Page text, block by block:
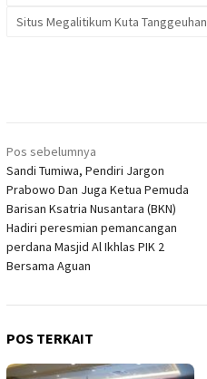
Situs Megalitikum Kuta Tanggeuhan
Navigasi
pos
Pos sebelumnya
Sandi Tumiwa, Pendiri Jargon
Prabowo Dan Juga Ketua Pemuda
Barisan Ksatria Nusantara (BKN)
Hadiri peresmian pemancangan
perdana Masjid Al Ikhlas PIK 2
Bersama Aguan
POS TERKAIT